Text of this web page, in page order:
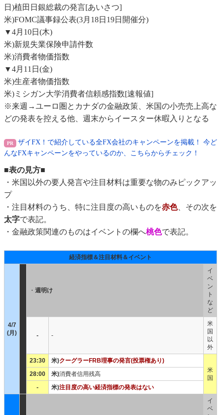
日)植田日銀総裁の発言[あいさつ]
米)FOMC議事録公表(3月18日19日開催分)
▼4月10日(木)
米)新規失業保険申請件数
米)消費者物価指数
▼4月11日(金)
米)生産者物価指数
米)ミシガン大学消費者信頼感指数[速報値]
※来週→ユーロ圏とカナダの金融政策、米国の小売売上高な
どの発表を控える他、週末からイースター休暇入りとなる
ザイFX！で紹介している全FX会社のキャンペーンを掲載！ 今ど
んなFXキャンペーンをやっているのか、こちらからチェック！
■表の見方■
・米国以外の要人発言や注目材料は重要な物のみピックアッ
プ
・注目材料のうち、特に注目度の高いものを赤色、その次を
太字で表記。
・金融政策関連のものはイベントの欄へ桃色で表記。
経済指標＆注目材料＆イベント
4/7
(月)
・ 週明け
イ
ベ
ン
ト
な
ど
- -
米
国
以
外
23:30
米)クーグラーFRB理事の発言(投票権あり)
米
国
28:00 米)消費者信用残高
-
米)注目度の高い経済指標の発表はない
イ
ベ